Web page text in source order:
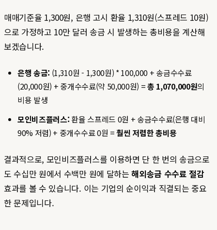
매매기준율 1,300원, 은행 고시 환율 1,310원(스프레드 10원)
으로 가정하고 10만 달러 송금 시 발생하는 총비용을 계산해
보겠습니다.
은행 송금: (1,310원 - 1,300원) * 100,000 + 송금수수료
(20,000원) + 중개수수료(약 50,000원) =총 1,070,000원의
비용 발생
모인비즈플러스: 환율 스프레드 0원 + 송금수수료(은행 대비
90% 저렴) + 중개수수료 0원 =훨씬 저렴한 총비용
결과적으로, 모인비즈플러스를 이용하면 단 한 번의 송금으로
도 수십만 원에서 수백만 원에 달하는해외송금 수수료 절감
효과를 볼 수 있습니다. 이는 기업의 순이익과 직결되는 중요
한 문제입니다.